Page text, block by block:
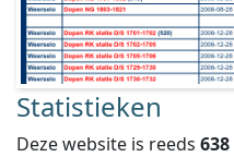
Statistieken
Deze website is reeds 638